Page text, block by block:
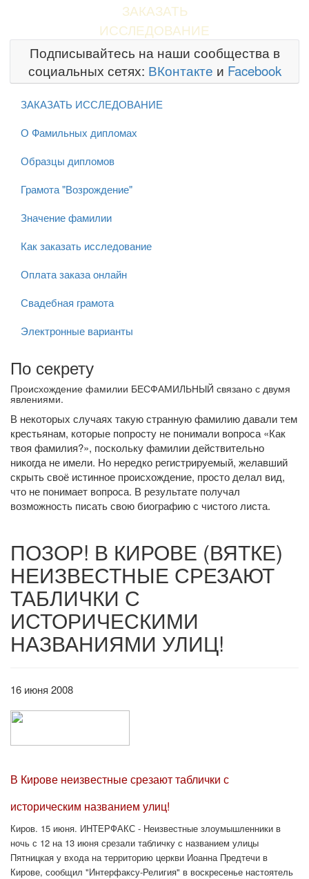
ЗАКАЗАТЬ
ИССЛЕДОВАНИЕ
Подписывайтесь на наши сообщества в
социальных сетях: ВКонтакте и Facebook
ЗАКАЗАТЬ ИССЛЕДОВАНИЕ
О Фамильных дипломах
Образцы дипломов
Грамота "Возрождение"
Значение фамилии
Как заказать исследование
Оплата заказа онлайн
Свадебная грамота
Электронные варианты
По секрету
Происхождение фамилии БЕСФАМИЛЬНЫЙ связано с двумя
явлениями.
В некоторых случаях такую странную фамилию давали тем
крестьянам, которые попросту не понимали вопроса «Как
твоя фамилия?», поскольку фамилии действительно
никогда не имели. Но нередко регистрируемый, желавший
скрыть своё истинное происхождение, просто делал вид,
что не понимает вопроса. В результате получал
возможность писать свою биографию с чистого листа.
ПОЗОР! В КИРОВЕ (ВЯТКЕ)
НЕИЗВЕСТНЫЕ СРЕЗАЮТ
ТАБЛИЧКИ С
ИСТОРИЧЕСКИМИ
НАЗВАНИЯМИ УЛИЦ!
16 июня 2008
В Кирове неизвестные срезают таблички с
историческим названием улиц!
Киров. 15 июня. ИНТЕРФАКС - Неизвестные злоумышленники в
ночь с 12 на 13 июня срезали табличку с названием улицы
Пятницкая у входа на территорию церкви Иоанна Предтечи в
Кирове, сообщил "Интерфаксу-Религия" в воскресенье настоятель